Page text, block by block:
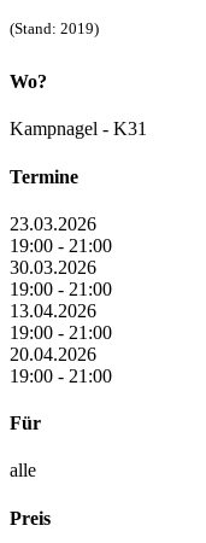
(Stand: 2019)
Wo?
Kampnagel - K31
Termine
23.03.2026
19:00 - 21:00
30.03.2026
19:00 - 21:00
13.04.2026
19:00 - 21:00
20.04.2026
19:00 - 21:00
Für
alle
Preis